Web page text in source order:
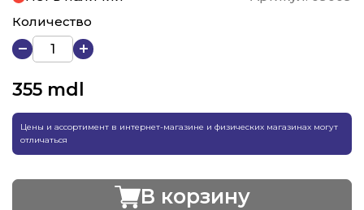
Количество
355 mdl
Цены и ассортимент в интернет-магазине и физических магазинах могут
отличаться
В корзину